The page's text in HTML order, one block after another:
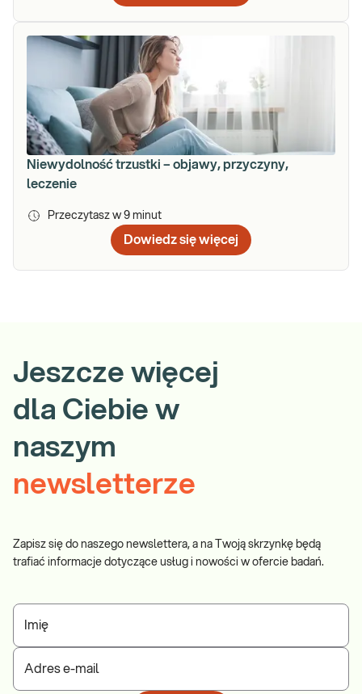
Niewydolność trzustki – objawy, przyczyny,
leczenie
Przeczytasz w 9 minut
Dowiedz się więcej
Jeszcze więcej
dla Ciebie w
naszym
newsletterze
Zapisz się do naszego newslettera, a na Twoją skrzynkę będą
trafiać informacje dotyczące usług i nowości w ofercie badań.
Imię
Adres e-mail